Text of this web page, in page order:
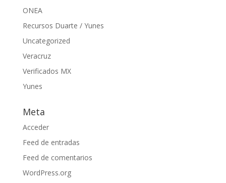
ONEA
Recursos Duarte / Yunes
Uncategorized
Veracruz
Verificados MX
Yunes
Meta
Acceder
Feed de entradas
Feed de comentarios
WordPress.org